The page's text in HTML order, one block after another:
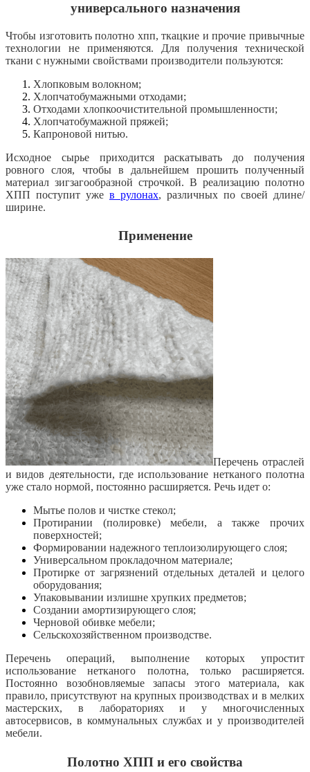
универсального назначения
Чтобы изготовить полотно хпп, ткацкие и прочие привычные
технологии не применяются. Для получения технической
ткани с нужными свойствами производители пользуются:
Хлопковым волокном;
Хлопчатобумажными отходами;
Отходами хлопкоочистительной промышленности;
Хлопчатобумажной пряжей;
Капроновой нитью.
Исходное сырье приходится раскатывать до получения
ровного слоя, чтобы в дальнейшем прошить полученный
материал зигзагообразной строчкой. В реализацию полотно
ХПП поступит уже в рулонах, различных по своей длине/
ширине.
Применение
Перечень отраслей
и видов деятельности, где использование нетканого полотна
уже стало нормой, постоянно расширяется. Речь идет о:
Мытье полов и чистке стекол;
Протирании (полировке) мебели, а также прочих
поверхностей;
Формировании надежного теплоизолирующего слоя;
Универсальном прокладочном материале;
Протирке от загрязнений отдельных деталей и целого
оборудования;
Упаковывании излишне хрупких предметов;
Создании амортизирующего слоя;
Черновой обивке мебели;
Сельскохозяйственном производстве.
Перечень операций, выполнение которых упростит
использование нетканого полотна, только расширяется.
Постоянно возобновляемые запасы этого материала, как
правило, присутствуют на крупных производствах и в мелких
мастерских, в лабораториях и у многочисленных
автосервисов, в коммунальных службах и у производителей
мебели.
Полотно ХПП и его свойства